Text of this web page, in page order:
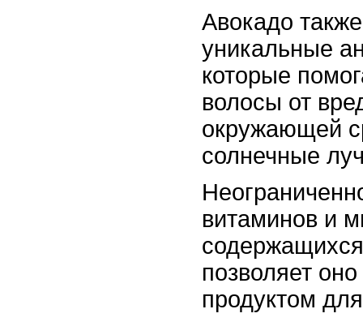
Авокадо
уникальные
которые
волосы от
окружающей
солнечные
витаминов и
позволяет
продуктом